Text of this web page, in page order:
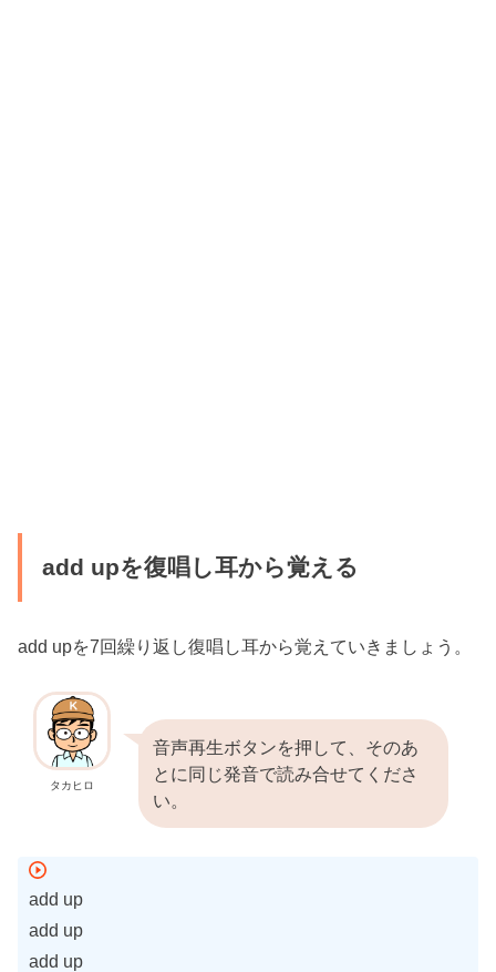
add upを復唱し耳から覚える
add upを7回繰り返し復唱し耳から覚えていきましょう。
タカヒロ
音声再生ボタンを押して、そのあ
とに同じ発音で読み合せてくださ
い。
add up
add up
add up